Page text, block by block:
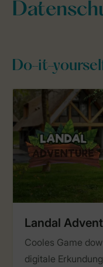
Do-it-
Landal
Cooles Game
digitale